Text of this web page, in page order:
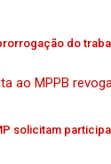
do
ao MPPB
solicitam